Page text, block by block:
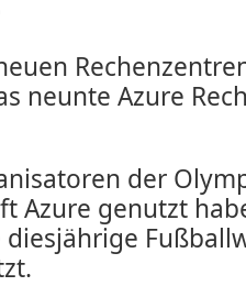
neunte Azure
der
Azure genutzt
diesjährige